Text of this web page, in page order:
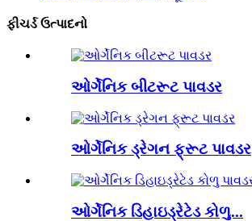
ફીચર્ડ ઉત્પાદનો
ઓર્ગેનિક બીટરૂટ પાવડર
ઓર્ગેનિક ડ્રેગન ફ્રૂટ પાવડર
ઓર્ગેનિક ડિહાઇડ્રેટેડ કોળુ...